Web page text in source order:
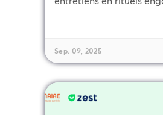
Sep. 09, 2025